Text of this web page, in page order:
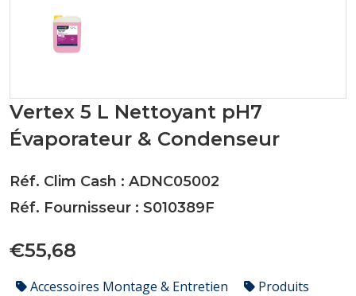
Vertex 5 L Nettoyant pH7
Évaporateur & Condenseur
Réf. Clim Cash : ADNC05002
Réf. Fournisseur : S010389F
€55,68
Accessoires Montage & Entretien
Produits